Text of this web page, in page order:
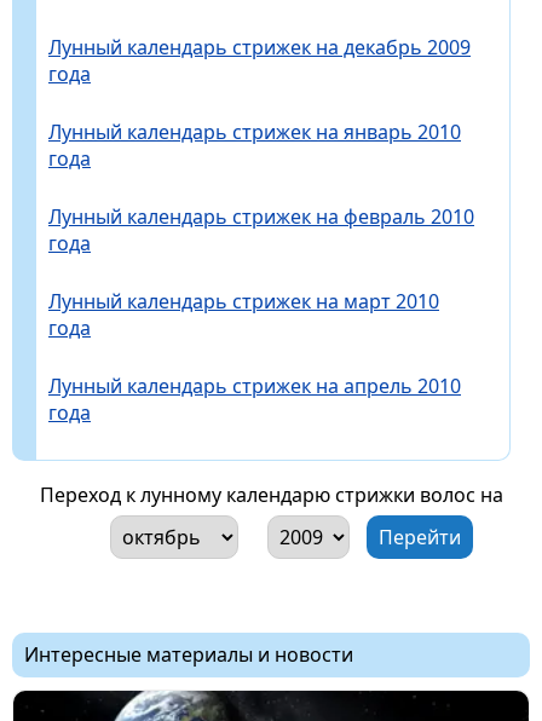
Лунный календарь стрижек на декабрь 2009
года
Лунный календарь стрижек на январь 2010
года
Лунный календарь стрижек на февраль 2010
года
Лунный календарь стрижек на март 2010
года
Лунный календарь стрижек на апрель 2010
года
Переход к лунному календарю стрижки волос на
Интересные материалы и новости